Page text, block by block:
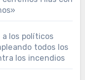
a los políticos
todos los
los incendios